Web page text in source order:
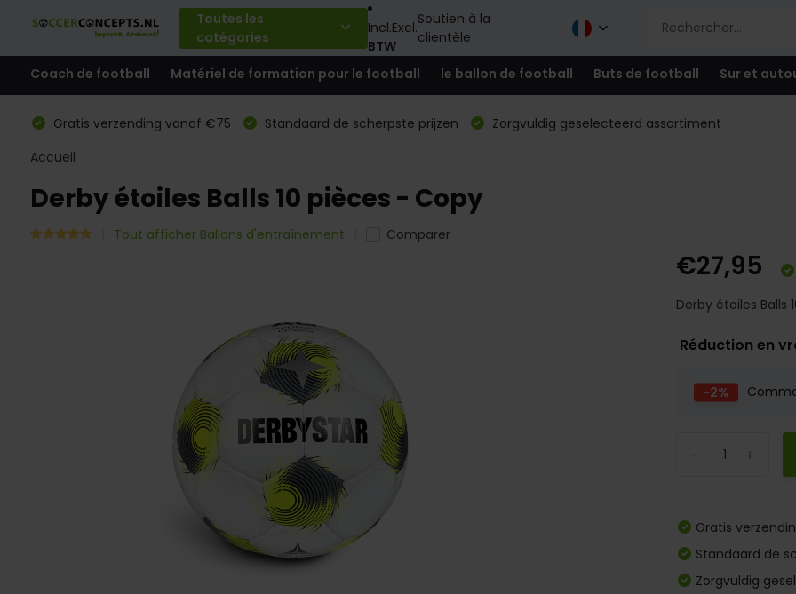
Toutes les
catégories
Incl.Excl.
BTW
Soutien à la
clientèle
Coach de football Matériel de formation pour le football le ballon de football Buts de football Sur et
Gratis verzending vanaf €75 Standaard de scherpste prijzen
Zorgvuldig geselecteerd assortiment
Accueil
Derby étoiles Balls 10 pièces - Copy
Tout afficher Ballons d'entraînement Comparer
€27,95
Derby étoiles Balls
Réduction en
-2%
Gratis
Standaard de
Zorgvuldig